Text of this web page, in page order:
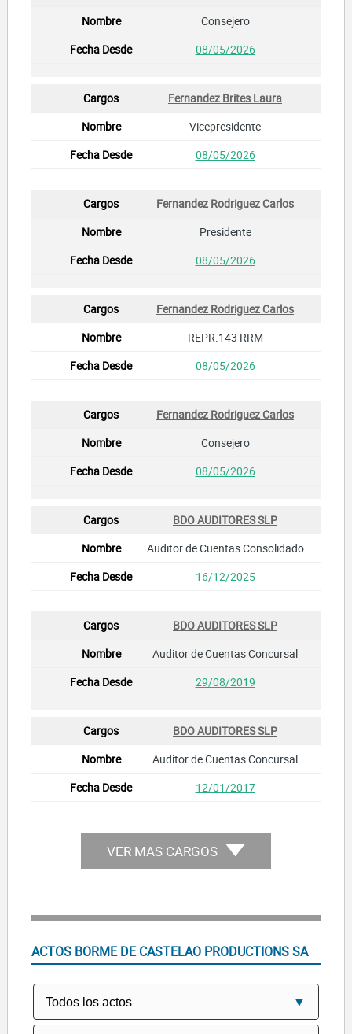
Consejero
08/05/2026
Fernandez Brites Laura
Vicepresidente
08/05/2026
Fernandez Rodriguez Carlos
Presidente
08/05/2026
Fernandez Rodriguez Carlos
REPR.143 RRM
08/05/2026
Fernandez Rodriguez Carlos
Consejero
08/05/2026
BDO AUDITORES SLP
Auditor de Cuentas Consolidado
16/12/2025
BDO AUDITORES SLP
Auditor de Cuentas Concursal
29/08/2019
BDO AUDITORES SLP
Auditor de Cuentas Concursal
12/01/2017
VER MAS CARGOS
ACTOS BORME DE CASTELAO PRODUCTIONS SA